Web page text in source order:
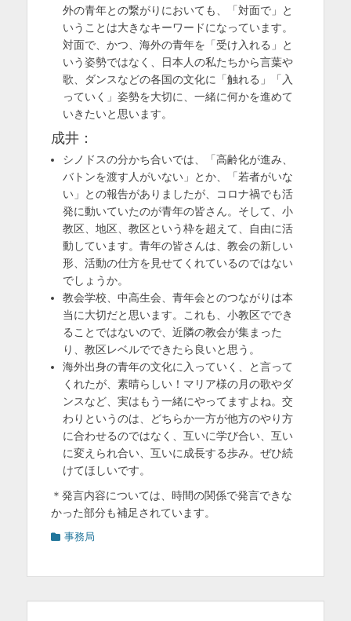
外の青年との繋がりにおいても、「対面で」と
いうことは大きなキーワードになっています。
対面で、かつ、海外の青年を「受け入れる」と
いう姿勢ではなく、日本人の私たちから言葉や
歌、ダンスなどの各国の文化に「触れる」「入
っていく」姿勢を大切に、一緒に何かを進めて
いきたいと思います。
成井：
シノドスの分かち合いでは、「高齢化が進み、
バトンを渡す人がいない」とか、「若者がいな
い」との報告がありましたが、コロナ禍でも活
発に動いていたのが青年の皆さん。そして、小
教区、地区、教区という枠を超えて、自由に活
動しています。青年の皆さんは、教会の新しい
形、活動の仕方を見せてくれているのではない
でしょうか。
教会学校、中高生会、青年会とのつながりは本
当に大切だと思います。これも、小教区ででき
ることではないので、近隣の教会が集まった
り、教区レベルでできたら良いと思う。
海外出身の青年の文化に入っていく、と言って
くれたが、素晴らしい！マリア様の月の歌やダ
ンスなど、実はもう一緒にやってますよね。交
わりというのは、どちらか一方が他方のやり方
に合わせるのではなく、互いに学び合い、互い
に変えられ合い、互いに成長する歩み。ぜひ続
けてほしいです。
＊発言内容については、時間の関係で発言できな
かった部分も補足されています。
カ 事務局